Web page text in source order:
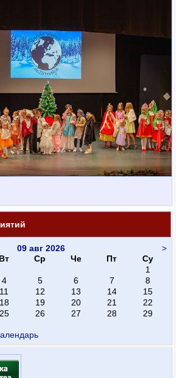
>
09 авг 2026
Вт Ср Че Пт
Су
1
4 5 6 7
8
11 12 13 14
15
18 19 20 21
22
25 26 27 28
29